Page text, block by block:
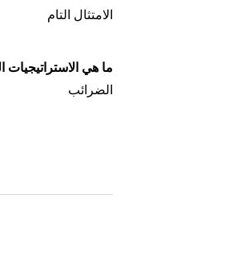
الامتثال التام
ما هي
الضرائب